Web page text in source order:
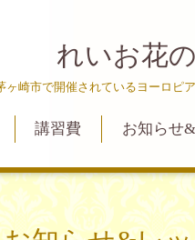
れいお花
ヶ崎市で開催されているヨーロピ
講習費 お知らせ